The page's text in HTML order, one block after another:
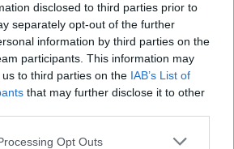
disclosed to third parties prior to
separately opt-out of the further
information by third parties on the
participants. This information may
to third parties on the IAB’s List of
that may further disclose it to other
Opt Outs
το